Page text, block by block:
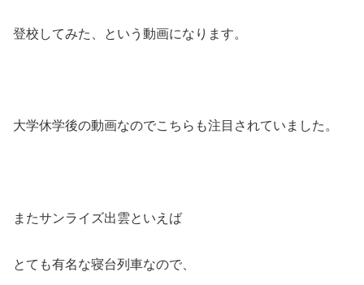
登校してみた、という動画になります。
大学休学後の動画なのでこちらも注目されていました。
またサンライズ出雲といえば
とても有名な寝台列車なので、